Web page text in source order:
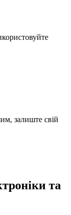
залиште свій
та